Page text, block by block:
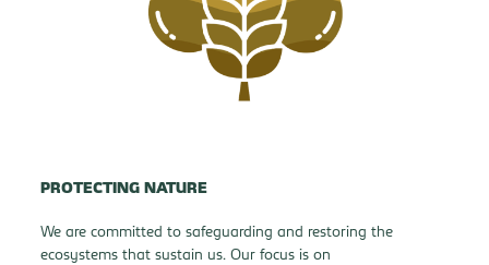
PROTECTING NATURE
We are committed to safeguarding and restoring the
ecosystems that sustain us. Our focus is on